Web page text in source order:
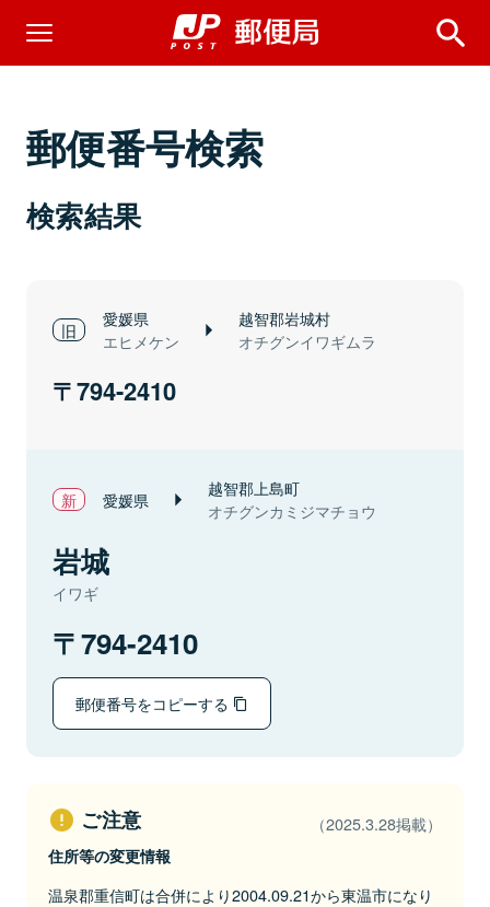
郵便番号検索
検索結果
愛媛県
エヒメケン
越智郡岩城村
オチグンイワギムラ
794-2410
愛媛県 越智郡上島町
オチグンカミジマチョウ
岩城
イワギ
794-2410
郵便番号をコピーする
ご注意 （2025.3.28掲載）
住所等の変更情報
温泉郡重信町は合併により2004.09.21から東温市になり